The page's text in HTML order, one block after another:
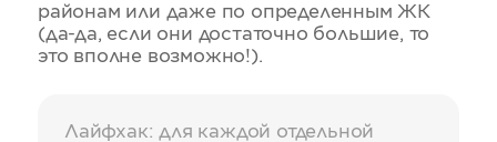
районам или даже по определенным ЖК
(да-да, если они достаточно большие, то
это вполне возможно!).
Лайфхак: для каждой отдельной